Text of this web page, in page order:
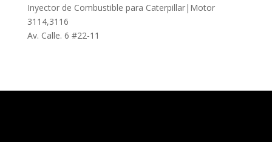
Inyector de Combustible para Caterpillar|Motor
3114,3116
Av. Calle. 6 #22-11